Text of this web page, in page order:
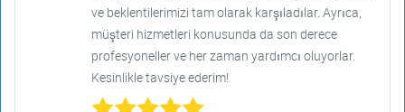
ve beklentilerimizi tam olarak karşıladılar. Ayrıca,
müşteri hizmetleri konusunda da son derece
profesyoneller ve her zaman yardımcı oluyorlar.
Kesinlikle tavsiye ederim!